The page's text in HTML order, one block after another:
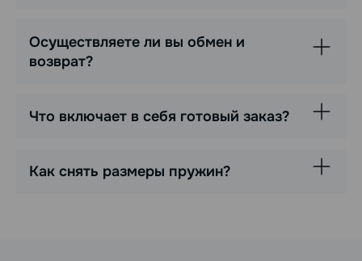
Осуществляете ли вы обмен и
возврат?
Что включает в себя готовый заказ?
Как снять размеры пружин?